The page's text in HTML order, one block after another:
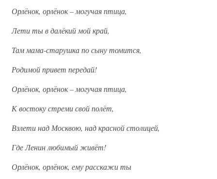
Орлёнок, орлёнок – могучая птица,
Лети ты в далёкий мой край,
Там мама-старушка по сыну томится,
Родимой привет передай!
Орлёнок, орлёнок – могучая птица,
К востоку стреми свой полёт,
Взлети над Москвою, над красной столицей,
Где Ленин любимый живёт!
Орлёнок, орлёнок, ему расскажи ты